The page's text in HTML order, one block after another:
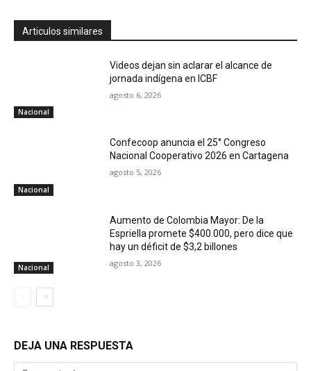
Articulos similares
Nacional
Videos dejan sin aclarar el alcance de
jornada indígena en ICBF
agosto 6, 2026
Nacional
Confecoop anuncia el 25° Congreso
Nacional Cooperativo 2026 en Cartagena
agosto 5, 2026
Nacional
Aumento de Colombia Mayor: De la
Espriella promete $400.000, pero dice que
hay un déficit de $3,2 billones
agosto 3, 2026
DEJA UNA RESPUESTA